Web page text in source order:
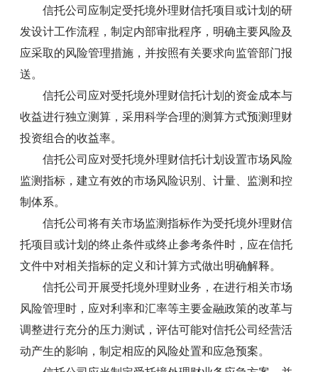
信托公司应制定受托境外理财信托项目或计划的研
发设计工作流程，制定内部审批程序，明确主要风险及
应采取的风险管理措施，并按照有关要求向监管部门报
送。
信托公司应对受托境外理财信托计划的资金成本与
收益进行独立测算，采用科学合理的测算方式预测理财
投资组合的收益率。
信托公司应对受托境外理财信托计划设置市场风险
监测指标，建立有效的市场风险识别、计量、监测和控
制体系。
信托公司将有关市场监测指标作为受托境外理财信
托项目或计划的终止条件或终止参考条件时，应在信托
文件中对相关指标的定义和计算方式做出明确解释。
信托公司开展受托境外理财业务，在进行相关市场
风险管理时，应对利率和汇率等主要金融政策的改革与
调整进行充分的压力测试，评估可能对信托公司经营活
动产生的影响，制定相应的风险处置和应急预案。